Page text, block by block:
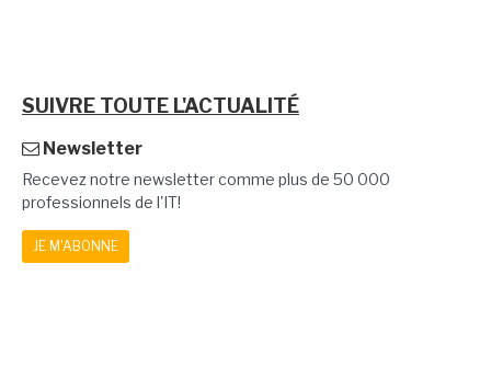
SUIVRE TOUTE L'ACTUALITÉ
Newsletter
Recevez notre newsletter comme plus de 50 000
professionnels de l'IT!
JE M'ABONNE